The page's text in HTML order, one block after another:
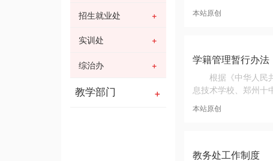
招生就业处
实训处
综治办
教学部门
本站原创
学籍管理暂行办法
根据《中华人民
息技术学校、郑州十
本站原创
教务处工作制度